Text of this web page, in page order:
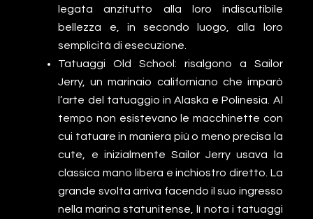
legata anzitutto alla loro indiscutibile
bellezza e, in secondo luogo, alla loro
semplicità di esecuzione.
Tatuaggi Old School: risalgono a Sailor
Jerry, un marinaio californiano che imparò
l’arte del tatuaggio in Alaska e Polinesia. Al
tempo non esistevano le macchinette con
cui tatuare in maniera più o meno precisa la
cute, e inizialmente Sailor Jerry usava la
classica mano libera e inchiostro diretto. La
grande svolta arriva facendo il suo ingresso
nella marina statunitense, lì nota i tatuaggi